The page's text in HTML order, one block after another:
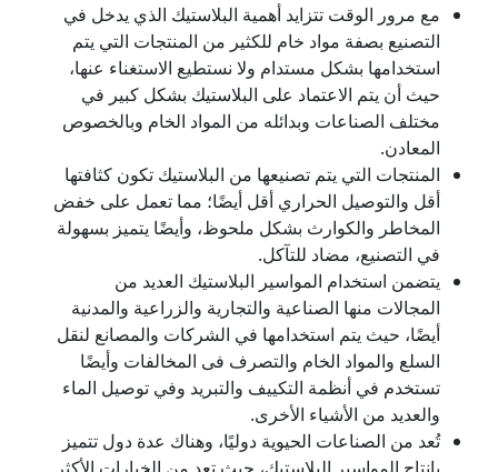
مع مرور الوقت تتزايد أهمية البلاستيك الذي يدخل في
التصنيع بصفة مواد خام للكثير من المنتجات التي يتم
استخدامها بشكل مستدام ولا نستطيع الاستغناء عنها،
حيث أن يتم الاعتماد على البلاستيك بشكل كبير في
مختلف الصناعات وبدائله من المواد الخام وبالخصوص
المعادن.
المنتجات التي يتم تصنيعها من البلاستيك تكون كثافتها
أقل والتوصيل الحراري أقل أيضًا؛ مما تعمل على خفض
المخاطر والكوارث بشكل ملحوظ، وأيضًا يتميز بسهولة
في التصنيع، مضاد للتآكل.
يتضمن استخدام المواسير البلاستيك العديد من
المجالات منها الصناعية والتجارية والزراعية والمدنية
أيضًا، حيث يتم استخدامها في الشركات والمصانع لنقل
السلع والمواد الخام والتصرف فى المخالفات وأيضًا
تستخدم في أنظمة التكييف والتبريد وفي توصيل الماء
والعديد من الأشياء الأخرى.
تُعد من الصناعات الحيوية دوليًا، وهناك عدة دول تتميز